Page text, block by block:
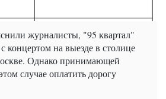
журналисты, "95 квартал"
концертом на выезде в столице
Однако принимающей
случае оплатить дорогу